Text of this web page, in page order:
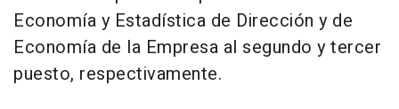
Economía y Estadística de Dirección y de
Economía de la Empresa al segundo y tercer
puesto, respectivamente.